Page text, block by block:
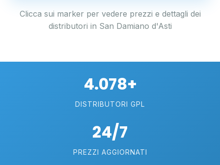
Clicca sui marker per vedere prezzi e dettagli dei
distributori in San Damiano d'Asti
4.078+
DISTRIBUTORI GPL
24/7
PREZZI AGGIORNATI